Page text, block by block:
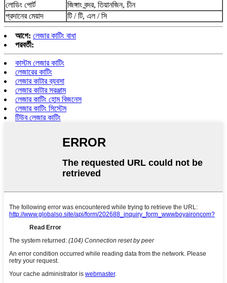
লোডিং পোর্ট
জিঙ্গাং বন্দর, তিয়ানজিন, চীন
প্রদানের মেয়াদ
টি / টি, এল / সি
আগে: লেজার কাটিং বাধা
পরবর্তী:
কাস্টম লেজার কাটিং
লেজারের কাটিং
লেজার কাটার ব্যবসা
লেজার কাটার সরঞ্জাম
লেজার কাটিং হোম বিজনেস
লেজার কাটিং সিস্টেম
টিউব লেজার কাটিং